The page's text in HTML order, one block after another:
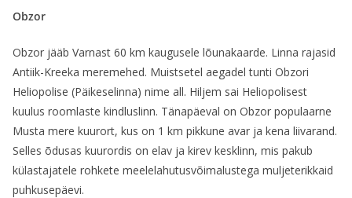
Obzor
Obzor jääb Varnast 60 km kaugusele lõunakaarde. Linna rajasid
Antiik-Kreeka meremehed. Muistsetel aegadel tunti Obzori
Heliopolise (Päikeselinna) nime all. Hiljem sai Heliopolisest
kuulus roomlaste kindluslinn. Tänapäeval on Obzor populaarne
Musta mere kuurort, kus on 1 km pikkune avar ja kena liivarand.
Selles õdusas kuurordis on elav ja kirev kesklinn, mis pakub
külastajatele rohkete meelelahutusvõimalustega muljeterikkaid
puhkusepäevi.